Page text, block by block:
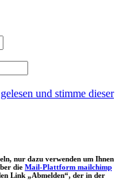
und stimme dieser
nur dazu verwenden um Ihnen
die Mail-Plattform mailchimp
Link „Abmelden“, der in der